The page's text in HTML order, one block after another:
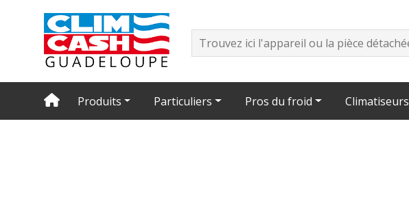
Produits Particuliers Pros du froid Climatiseurs